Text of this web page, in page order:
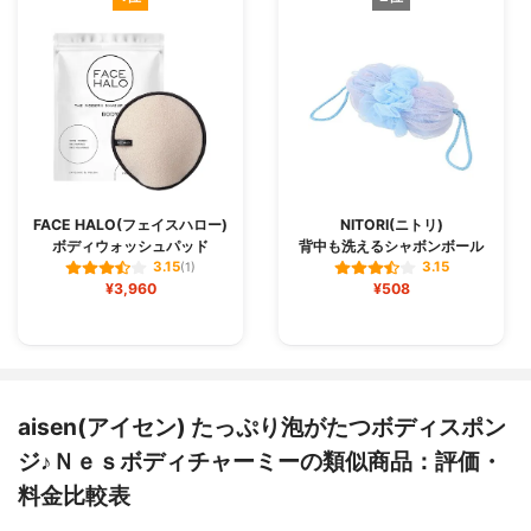
FACE HALO(フェイスハロー)
ボディウォッシュパッド
3.15(1)
¥3,960
NITORI(ニトリ)
背中も洗えるシャボンボール
3.15
¥508
aisen(アイセン) たっぷり泡がたつボディスポン
ジ♪Ｎｅｓボディチャーミーの類似商品：評価・
料金比較表